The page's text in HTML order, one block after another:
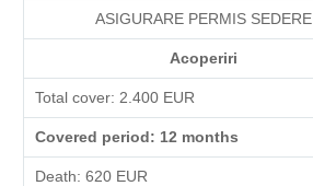
ASIGURARE PERMIS SEDERE
Acoperiri
Total cover: 2.400 EUR
Covered period: 12 months
Death: 620 EUR